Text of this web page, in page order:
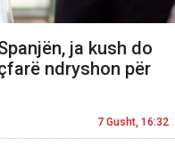
ja kush do
ndryshon për
7 Gusht, 16:32